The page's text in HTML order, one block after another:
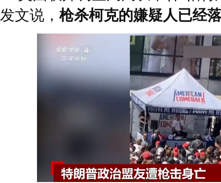
发文说， 枪杀柯克的嫌疑人已经